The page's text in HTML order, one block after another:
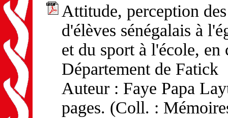
Attitude, perception
d'élèves sénégalais à
et du sport à l'école, en
Département de Fatick
Auteur : Faye Papa
pages. (Coll. :